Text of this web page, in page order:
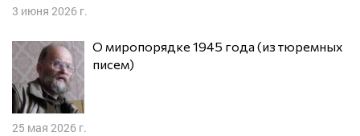
3 июня 2026 г.
О миропорядке 1945 года (из тюремных
писем)
25 мая 2026 г.